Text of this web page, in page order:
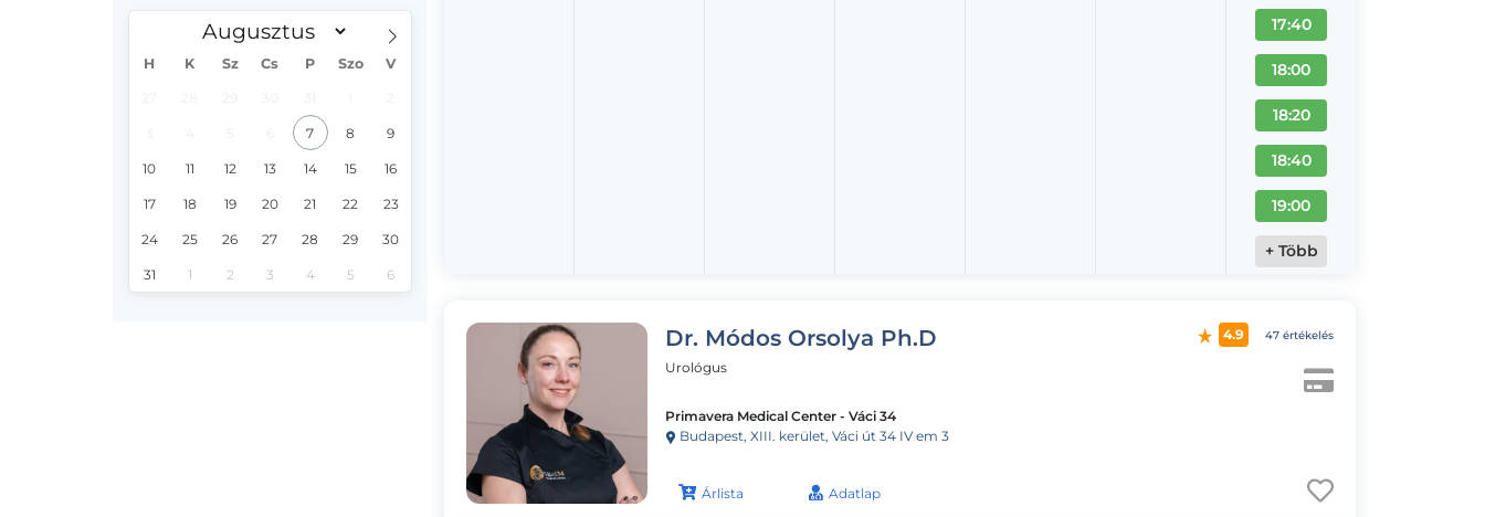
H K Sz Cs P Szo V
7 8 9
10 11 12 13 14 15 16
17 18 19 20 21 22 23
24 25 26 27 28 29 30
31 1 2 3 4 5 6
17:40
18:00
18:20
18:40
19:00
+ Több
Dr. Módos Orsolya Ph.D
Urológus
Primavera Medical Center - Váci 34
Budapest, XIII. kerület, Váci út 34 IV em 3
Árlista Adatlap
4.9 47 értékelés